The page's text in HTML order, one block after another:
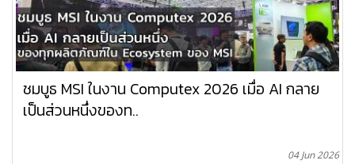
ชมบูธ MSI ในงาน Computex 2026 เมื่อ AI กลาย
เป็นส่วนหนึ่งของท..
04 Jun 2026